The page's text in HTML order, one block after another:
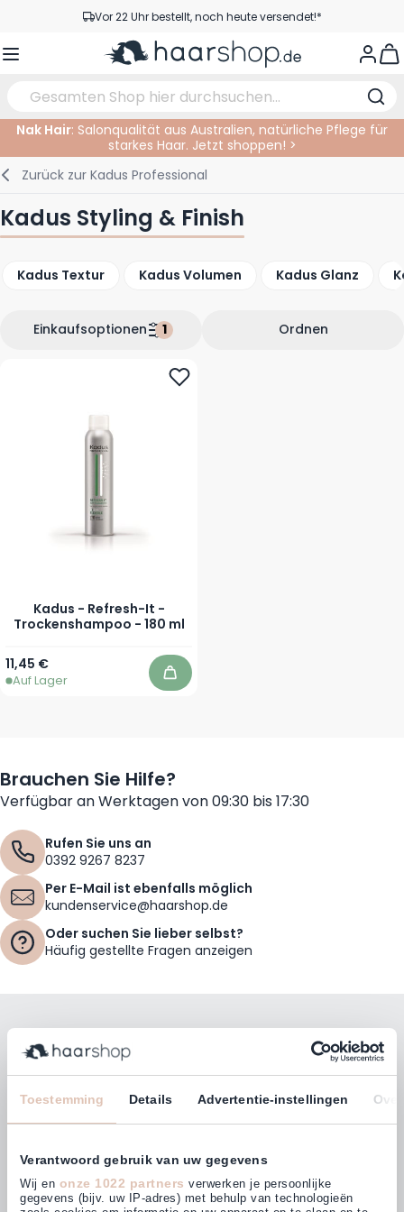
Toestemming Details Advertentie-instellingen Over
Verantwoord gebruik van uw gegevens
Wij en onze 1022 partners verwerken je persoonlijke
gegevens (bijv. uw IP-adres) met behulp van technologieën
Zum Inhalt springenVor 22 Uhr bestellt, noch heute versendet!*
Versandkostenfrei ab 39 €
Haarpflege
Haarfarbe
Gesichtspflege
Bräunungsprodukte
Augenpflege
Augenbrauen
Lippen
Zubehör
Nagelprodukte
Haarprodukte
Bartpflege
Elektrisch
Schneidzubehör
Im Salon
Haarfarbe
Dauernwelle
Nak Hair: Salonqualität aus Australien, natürliche Pflege für
starkes Haar. Jetzt shoppen! >
Zurück zur Kadus Professional
Kadus Styling & Finish
Kadus Textur Kadus Volumen Kadus Glanz
Ordnen
Einkaufsoptionen
Kadus - Refresh-It -
Trockenshampoo - 180 ml
11,45 €
Auf Lager In den Warenkorb
Brauchen Sie Hilfe?
Verfügbar an Werktagen von 09:30 bis 17:30
Rufen Sie uns an
0392 9267 8237
Per E-Mail ist ebenfalls möglich
kundenservice@haarshop.de
Oder suchen Sie lieber selbst?
Häufig gestellte Fragen anzeigen
Bleiben Sie mit unserem Newsletter auf dem
Laufenden!
E-Mailadresse
Abonnieren